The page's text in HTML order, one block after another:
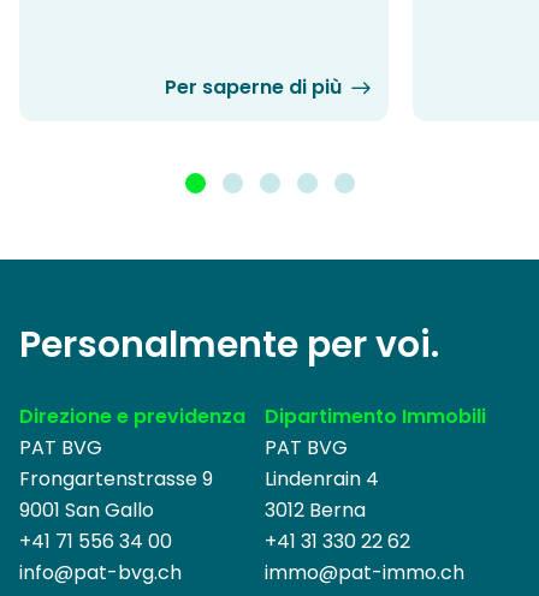
Per saperne di più
Personalmente per voi.
Direzione e previdenza
PAT BVG
Frongartenstrasse 9
9001 San Gallo
+41 71 556 34 00
info@pat-bvg.ch
Dipartimento Immobili
PAT BVG
Lindenrain 4
3012 Berna
+41 31 330 22 62
immo@pat-immo.ch